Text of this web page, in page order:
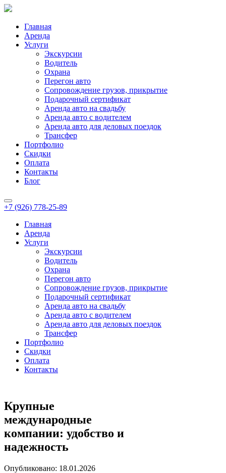
Главная
Аренда
Услуги
Экскурсии
Водитель
Охрана
Перегон авто
Сопровождение грузов, прикрытие
Подарочный сертификат
Аренда авто на свадьбу
Аренда авто с водителем
Аренда авто для деловых поездок
Трансфер
Портфолио
Скидки
Оплата
Контакты
Блог
+7 (926) 778-25-89
Главная
Аренда
Услуги
Экскурсии
Водитель
Охрана
Перегон авто
Сопровождение грузов, прикрытие
Подарочный сертификат
Аренда авто на свадьбу
Аренда авто с водителем
Аренда авто для деловых поездок
Трансфер
Портфолио
Скидки
Оплата
Контакты
Крупные
международные
компании: удобство и
надежность
Опубликовано: 18.01.2026